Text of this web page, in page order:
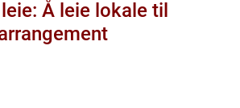
Å leie lokale til